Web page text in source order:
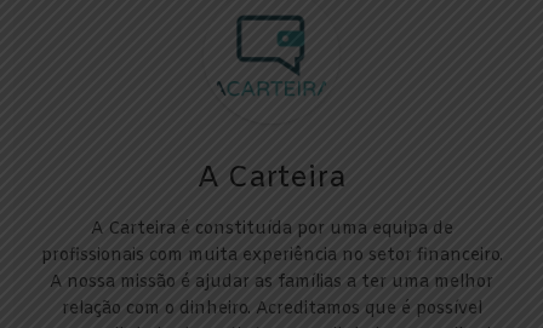
A Carteira
A Carteira é constituída por uma equipa de
profissionais com muita experiência no setor financeiro.
A nossa missão é ajudar as famílias a ter uma melhor
relação com o dinheiro. Acreditamos que é possível